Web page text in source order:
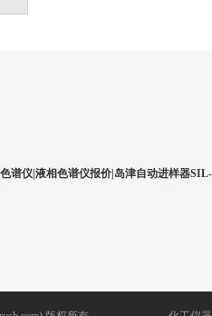
谱仪|液相色谱仪报价|岛津自动进样器